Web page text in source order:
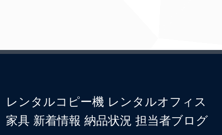
レンタルコピー機 レンタルオフィス
家具 新着情報 納品状況 担当者ブログ